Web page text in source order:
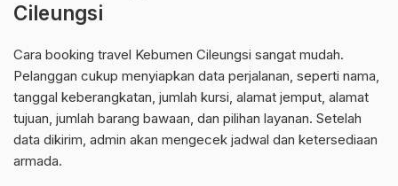
Cileungsi
Cara booking travel Kebumen Cileungsi sangat mudah.
Pelanggan cukup menyiapkan data perjalanan, seperti nama,
tanggal keberangkatan, jumlah kursi, alamat jemput, alamat
tujuan, jumlah barang bawaan, dan pilihan layanan. Setelah
data dikirim, admin akan mengecek jadwal dan ketersediaan
armada.